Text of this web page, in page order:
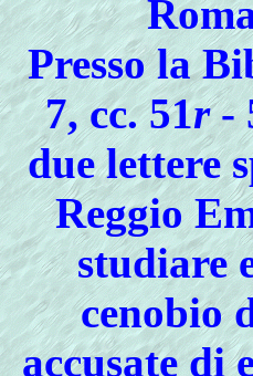
Presso la
7, cc. 51r-
due lettere
Reggio
studiare
cenobio
accusate di